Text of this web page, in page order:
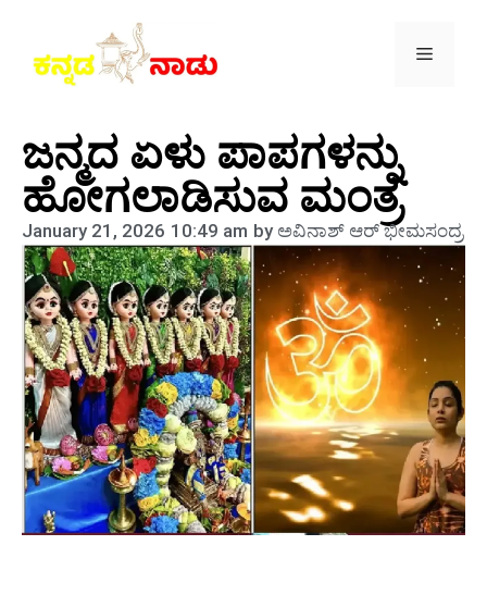
ಜನ್ಮದ ಏಳು ಪಾಪಗಳನ್ನು
ಹೋಗಲಾಡಿಸುವ ಮಂತ್ರ
January 21, 2026 10:49 am byಅವಿನಾಶ್‌ ಆರ್‌ ಭೀಮಸಂದ್ರ